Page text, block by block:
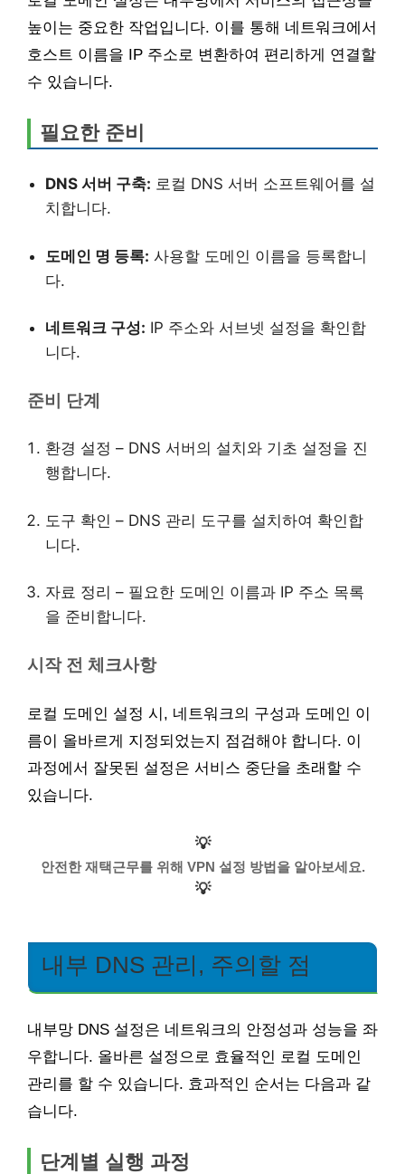
높이는 중요한 작업입니다. 이를 통해 네트워크에서
호스트 이름을 IP 주소로 변환하여 편리하게 연결할
수 있습니다.
필요한 준비
DNS 서버 구축: 로컬 DNS 서버 소프트웨어를 설
치합니다.
도메인 명 등록: 사용할 도메인 이름을 등록합니
다.
네트워크 구성: IP 주소와 서브넷 설정을 확인합
니다.
준비 단계
환경 설정 – DNS 서버의 설치와 기초 설정을 진
행합니다.
도구 확인 – DNS 관리 도구를 설치하여 확인합
니다.
자료 정리 – 필요한 도메인 이름과 IP 주소 목록
을 준비합니다.
시작 전 체크사항
로컬 도메인 설정 시, 네트워크의 구성과 도메인 이
름이 올바르게 지정되었는지 점검해야 합니다. 이
과정에서 잘못된 설정은 서비스 중단을 초래할 수
있습니다.
💡
안전한 재택근무를 위해 VPN 설정 방법을 알아보세요.
💡
내부 DNS 관리, 주의할 점
내부망 DNS 설정은 네트워크의 안정성과 성능을 좌
우합니다. 올바른 설정으로 효율적인 로컬 도메인
관리를 할 수 있습니다. 효과적인 순서는 다음과 같
습니다.
단계별 실행 과정